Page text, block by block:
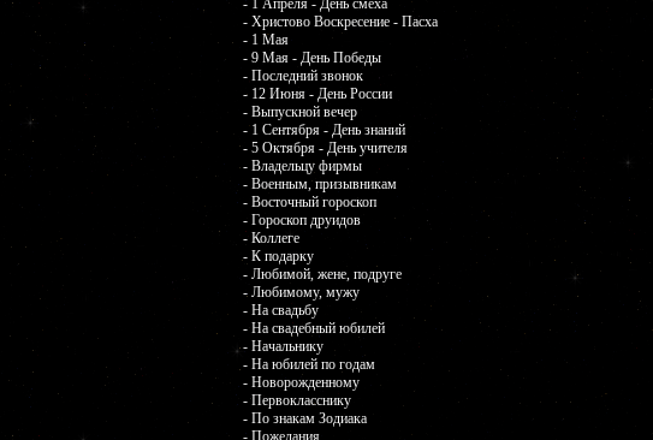
- 1 Апреля - День смеха
- Христово Воскресение - Пасха
- 1 Мая
- 9 Мая - День Победы
- Последний звонок
- 12 Июня - День России
- Выпускной вечер
- 1 Сентября - День знаний
- 5 Октября - День учителя
- Владельцу фирмы
- Военным, призывникам
- Восточный гороскоп
- Гороскоп друидов
- Коллеге
- К подарку
- Любимой, жене, подруге
- Любимому, мужу
- На свадьбу
- На свадебный юбилей
- Начальнику
- На юбилей по годам
- Новорожденному
- Первокласснику
- По знакам Зодиака
- Пожелания